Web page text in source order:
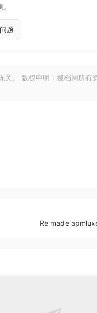
题
关。 版权申明：搜档网所有
Re made